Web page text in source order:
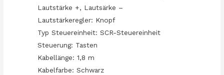
Lautstärke +, Lautsärke –
Lautstärkeregler: Knopf
Typ Steuereinheit: SCR-Steuereinheit
Steuerung: Tasten
Kabellänge: 1,8 m
Kabelfarbe: Schwarz